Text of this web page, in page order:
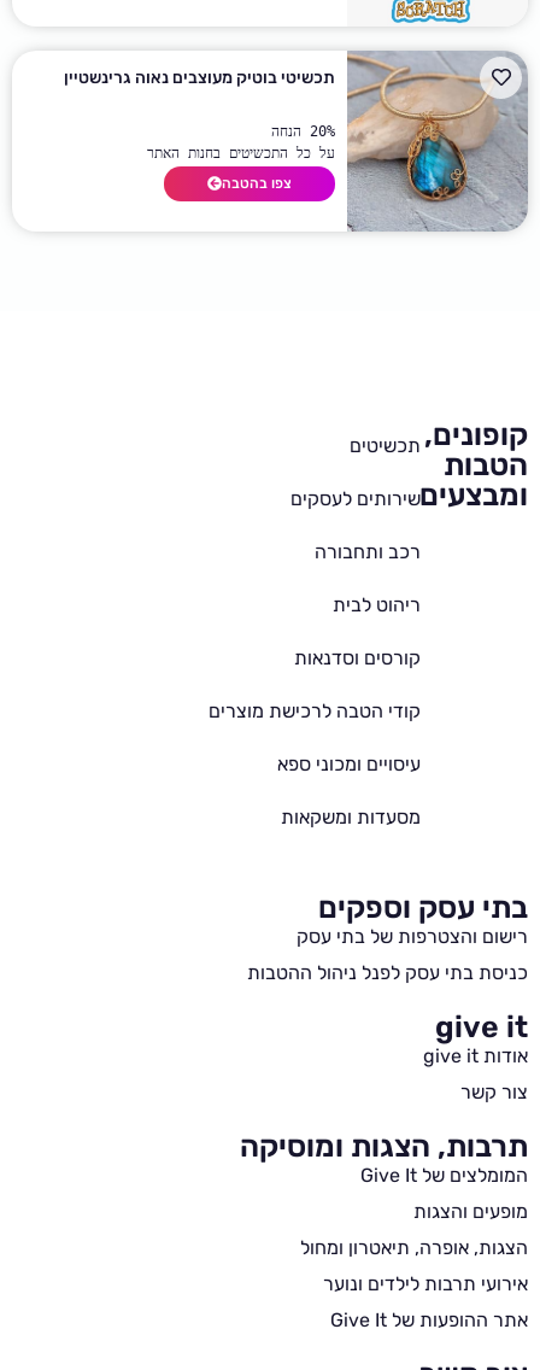
תכשיטי בוטיק מעוצבים נאוה גרינשטיין
20% הנחה
על כל התכשיטים בחנות האתר
צפו בהטבה
קופונים,
הטבות
ומבצעים
תכשיטים
שירותים לעסקים
רכב ותחבורה
ריהוט לבית
קורסים וסדנאות
קודי הטבה לרכישת מוצרים
עיסויים ומכוני ספא
מסעדות ומשקאות
בתי עסק וספקים
רישום והצטרפות של בתי עסק
כניסת בתי עסק לפנל ניהול ההטבות
give it
אודות give it
צור קשר
תרבות, הצגות ומוסיקה
המומלצים של Give It
מופעים והצגות
הצגות, אופרה, תיאטרון ומחול
אירועי תרבות לילדים ונוער
אתר ההופעות של Give It